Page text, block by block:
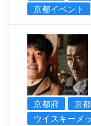
京都イベント
京都府
京
ウイスキーメ